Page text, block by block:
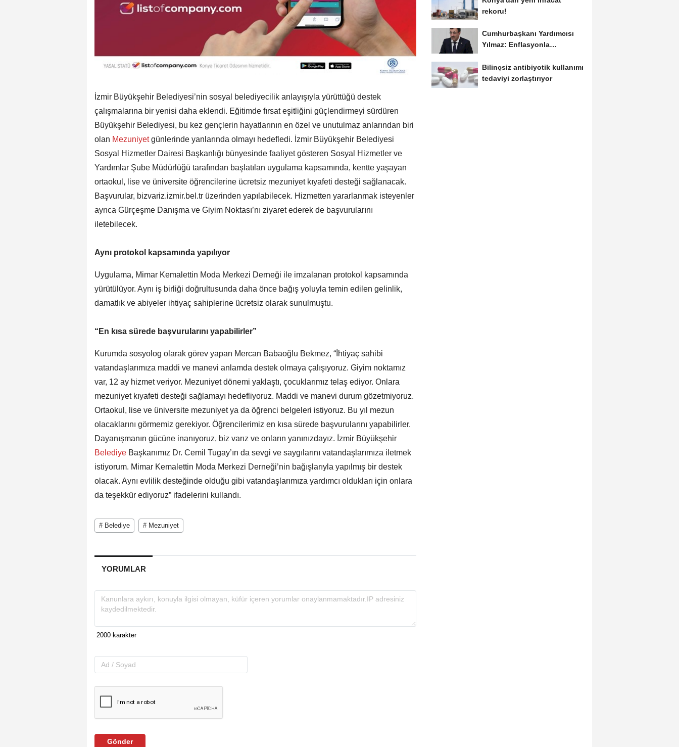
İzmir Büyükşehir Belediyesi’nin sosyal belediyecilik anlayışıyla yürüttüğü destek
çalışmalarına bir yenisi daha eklendi. Eğitimde fırsat eşitliğini güçlendirmeyi sürdüren
Büyükşehir Belediyesi, bu kez gençlerin hayatlarının en özel ve unutulmaz anlarından biri
olan Mezuniyetgünlerinde yanlarında olmayı hedefledi. İzmir Büyükşehir Belediyesi
Sosyal Hizmetler Dairesi Başkanlığı bünyesinde faaliyet gösteren Sosyal Hizmetler ve
Yardımlar Şube Müdürlüğü tarafından başlatılan uygulama kapsamında, kentte yaşayan
ortaokul, lise ve üniversite öğrencilerine ücretsiz mezuniyet kıyafeti desteği sağlanacak.
Başvurular, bizvariz.izmir.bel.tr üzerinden yapılabilecek. Hizmetten yararlanmak isteyenler
ayrıca Gürçeşme Danışma ve Giyim Noktası’nı ziyaret ederek de başvurularını
iletebilecek.
Aynı protokol kapsamında yapılıyor
Uygulama, Mimar Kemalettin Moda Merkezi Derneği ile imzalanan protokol kapsamında
yürütülüyor. Aynı iş birliği doğrultusunda daha önce bağış yoluyla temin edilen gelinlik,
damatlık ve abiyeler ihtiyaç sahiplerine ücretsiz olarak sunulmuştu.
“En kısa sürede başvurularını yapabilirler”
Kurumda sosyolog olarak görev yapan Mercan Babaoğlu Bekmez, “İhtiyaç sahibi
vatandaşlarımıza maddi ve manevi anlamda destek olmaya çalışıyoruz. Giyim noktamız
var, 12 ay hizmet veriyor. Mezuniyet dönemi yaklaştı, çocuklarımız telaş ediyor. Onlara
mezuniyet kıyafeti desteği sağlamayı hedefliyoruz. Maddi ve manevi durum gözetmiyoruz.
Ortaokul, lise ve üniversite mezuniyet ya da öğrenci belgeleri istiyoruz. Bu yıl mezun
olacaklarını görmemiz gerekiyor. Öğrencilerimiz en kısa sürede başvurularını yapabilirler.
Dayanışmanın gücüne inanıyoruz, biz varız ve onların yanınızdayız. İzmir Büyükşehir
Belediye Başkanımız Dr. Cemil Tugay’ın da sevgi ve saygılarını vatandaşlarımıza iletmek
istiyorum. Mimar Kemalettin Moda Merkezi Derneği’nin bağışlarıyla yapılmış bir destek
olacak. Aynı evlilik desteğinde olduğu gibi vatandaşlarımıza yardımcı oldukları için onlara
da teşekkür ediyoruz” ifadelerini kullandı.
# Belediye # Mezuniyet
YORUMLAR
Gönder
rekoru!
Cumhurbaşkanı Yardımcısı
Yılmaz: Enflasyonla
Bilinçsiz antibiyotik kullanımı
tedaviyi zorlaştırıyor